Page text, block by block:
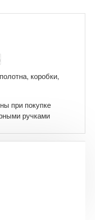
коробки,
при покупке
ручками